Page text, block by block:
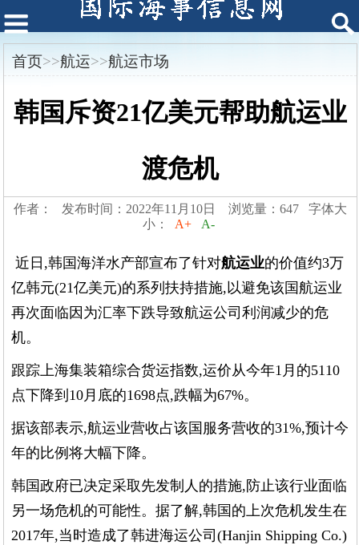
首页>>航运>>航运市场
韩国斥资21亿美元帮助航运业
渡危机
作者： 发布时间：2022年11月10日 浏览量：647 字体大
小：
A+ A-
近日,韩国海洋水产部宣布了针对航运业的价值约3万
亿韩元(21亿美元)的系列扶持措施,以避免该国航运业
再次面临因为汇率下跌导致航运公司利润减少的危
机。
跟踪上海集装箱综合货运指数,运价从今年1月的5110
点下降到10月底的1698点,跌幅为67%。
据该部表示,航运业营收占该国服务营收的31%,预计今
年的比例将大幅下降。
韩国政府已决定采取先发制人的措施,防止该行业面临
另一场危机的可能性。据了解,韩国的上次危机发生在
2017年,当时造成了韩进海运公司(Hanjin Shipping Co.)